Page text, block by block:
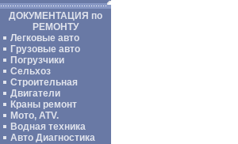
ДОКУМЕНТАЦИЯ по
РЕМОНТУ
Легковые авто
Грузовые авто
Погрузчики
Сельхоз
Строительная
Двигатели
Краны ремонт
Мото, ATV.
Водная техника
Авто Диагностика